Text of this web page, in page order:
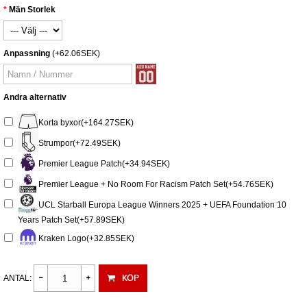
Män Storlek
Anpassning (+62.06SEK)
Andra alternativ
Korta byxor(+164.27SEK)
Strumpor(+72.49SEK)
Premier League Patch(+34.94SEK)
Premier League + No Room For Racism Patch Set(+54.76SEK)
UCL Starball Europa League Winners 2025 + UEFA Foundation 10
Years Patch Set(+57.89SEK)
Kraken Logo(+32.85SEK)
ANTAL: KÖP